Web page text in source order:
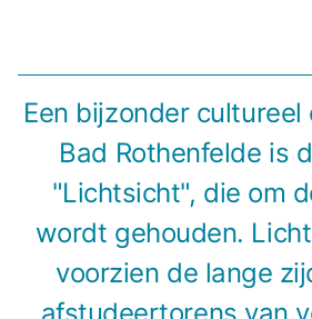
Een bijzonder cultureel
Bad Rothenfelde is
"Lichtsicht", die om
wordt gehouden.
voorzien de lange